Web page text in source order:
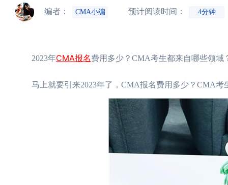
编者： CMA小编 预计阅读时间： 4分钟
2023年CMA报名费用多少？CMA考生都来自哪些领域
马上就要引来2023年了，CMA报名费用多少？CMA考